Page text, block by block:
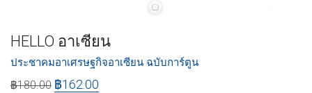
HELLO อาเซียน
ประชาคมอาเศรษฐกิจอาเซียน ฉบับการ์ตูน
฿180.00 ฿162.00